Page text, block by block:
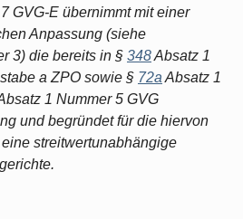
GVG-E übernimmt mit einer
Anpassung (siehe
3) die bereits in § 348Absatz 1
a ZPO sowie § 72a Absatz 1
1 Nummer 5 GVG
und begründet für die hiervon
streitwertunabhängige